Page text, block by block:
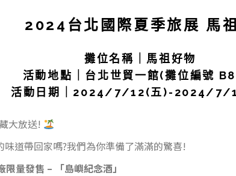
2024台北國際夏季旅展 馬
攤位名稱｜馬祖好物
活動地點｜台北世貿一館(攤位編號
活動日期｜2024/7/12(五)-2024/7/
大放送!
味道帶回家嗎?我們為你準備了滿滿的驚喜!
限量發售 – 「島嶼紀念酒」